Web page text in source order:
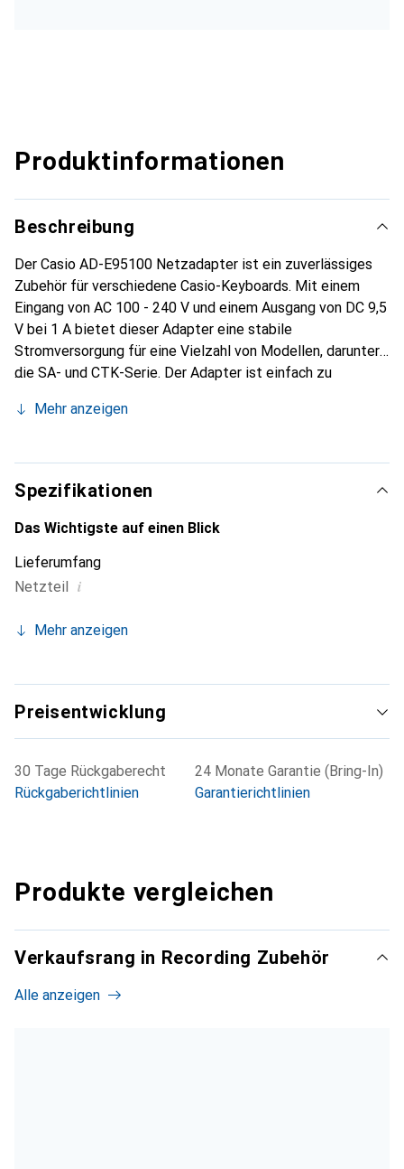
Produktinformationen
Beschreibung
Der Casio AD-E95100 Netzadapter ist ein zuverlässiges
Zubehör für verschiedene Casio-Keyboards. Mit einem
Eingang von AC 100 - 240 V und einem Ausgang von DC 9,5
V bei 1 A bietet dieser Adapter eine stabile
Stromversorgung für eine Vielzahl von Modellen, darunter
die SA- und CTK-Serie. Der Adapter ist einfach zu
effizient mit Strom zu versorgen. Er ist besonders nützlich
eine konstante Energiequelle benötigen. Der AD-E95100
ist ein unverzichtbares Zubehör, das die Leistung und
Funktionalität der kompatiblen Casio-Keyboards
unterstützt.
Mehr anzeigen
Spezifikationen
Das Wichtigste auf einen Blick
Lieferumfang
Netzteil
i
Mehr anzeigen
Preisentwicklung
30 Tage Rückgaberecht
Rückgaberichtlinien
24 Monate Garantie (Bring-In)
Garantierichtlinien
Produkte vergleichen
Verkaufsrang in Recording Zubehör
Alle anzeigen